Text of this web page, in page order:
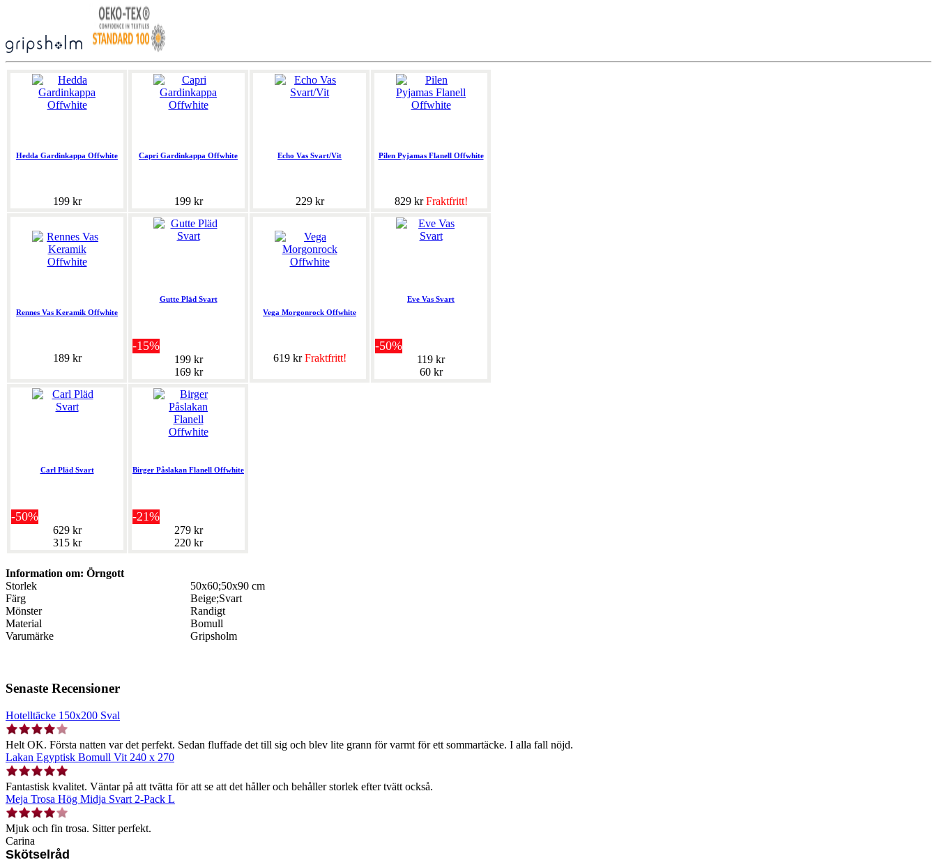
Hedda Gardinkappa Offwhite
199 kr
Capri Gardinkappa Offwhite
199 kr
Echo Vas Svart/Vit
229 kr
Pilen Pyjamas Flanell Offwhite
829 krFraktfritt!
Rennes Vas Keramik Offwhite
189 kr
Gutte Pläd Svart
-15%
199 kr
169 kr
Vega Morgonrock Offwhite
619 krFraktfritt!
Eve Vas Svart
-50%
119 kr
60 kr
Carl Pläd Svart
-50%
629 kr
315 kr
Birger Påslakan Flanell Offwhite
-21%
279 kr
220 kr
Information om: Örngott
Storlek
50x60;50x90 cm
Färg
Beige;Svart
Mönster
Randigt
Material
Bomull
Varumärke
Gripsholm
Senaste Recensioner
Hotelltäcke 150x200 Sval
Helt OK. Första natten var det perfekt. Sedan fluffade det till sig och blev lite grann för varmt för ett sommartäcke. I alla fall nöjd.
Lakan Egyptisk Bomull Vit 240 x 270
Fantastisk kvalitet. Väntar på att tvätta för att se att det håller och behåller storlek efter tvätt också.
Meja Trosa Hög Midja Svart 2-Pack L
Mjuk och fin trosa. Sitter perfekt.
Carina
Skötselråd